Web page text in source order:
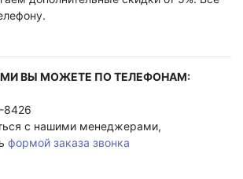
ВЫ МОЖЕТЕ ПО ТЕЛЕФОНАМ:
8426
с нашими менеджерами,
формой заказа звонка